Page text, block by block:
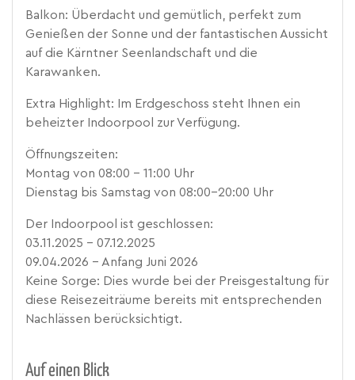
Balkon: Überdacht und gemütlich, perfekt zum
Genießen der Sonne und der fantastischen Aussicht
auf die Kärntner Seenlandschaft und die
Karawanken.
Extra Highlight: Im Erdgeschoss steht Ihnen ein
beheizter Indoorpool zur Verfügung.
Öffnungszeiten:
Montag von 08:00 - 11:00 Uhr
Dienstag bis Samstag von 08:00-20:00 Uhr
Der Indoorpool ist geschlossen:
03.11.2025 – 07.12.2025
09.04.2026 – Anfang Juni 2026
Keine Sorge: Dies wurde bei der Preisgestaltung für
diese Reisezeiträume bereits mit entsprechenden
Nachlässen berücksichtigt.
Auf einen Blick